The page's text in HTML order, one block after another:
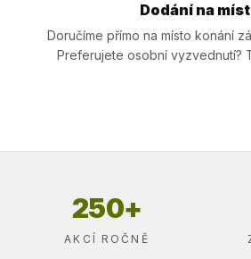
Dodání na
Doručíme přímo na místo konání
Preferujete osobní vyzvednutí?
250+
AKCÍ ROČNĚ